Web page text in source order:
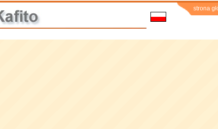
strona